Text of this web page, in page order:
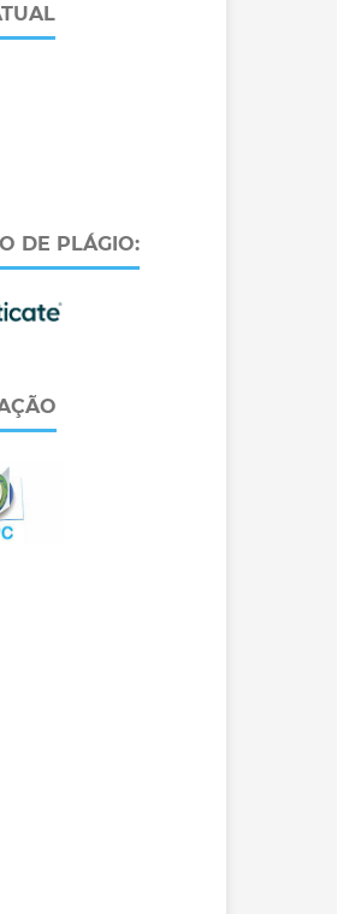
DE PLÁGIO: